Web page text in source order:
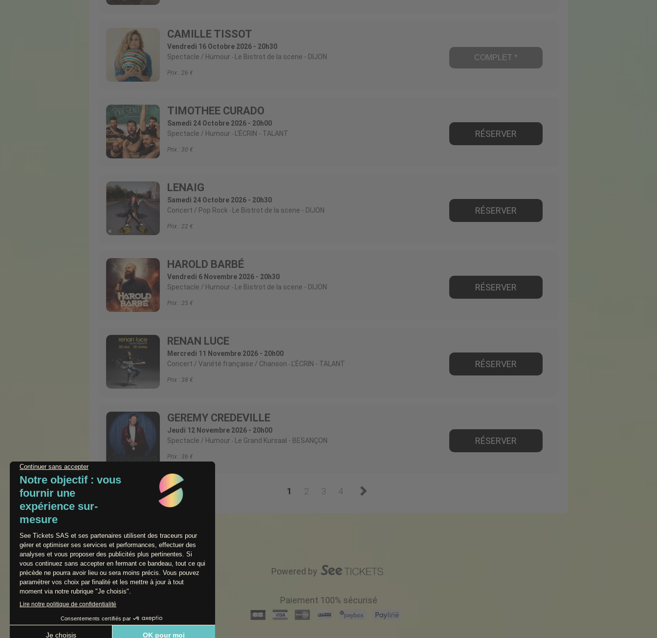
CAMILLE TISSOT
Vendredi 16 Octobre 2026 - 20h30
Spectacle
Humour Le Bistrot de la scene - DIJON
Prix : 26
COMPLET *
TIMOTHEE CURADO
Samedi 24 Octobre 2026 - 20h00
Spectacle
Humour L'ÉCRIN - TALANT
Prix : 30
RÉSERVER
LENAIG
Samedi 24 Octobre 2026 - 20h30
Concert
Pop Rock Le Bistrot de la scene - DIJON
Prix : 22
RÉSERVER
HAROLD BARBÉ
Vendredi 6 Novembre 2026 - 20h30
Spectacle
Humour Le Bistrot de la scene - DIJON
Prix : 25
RÉSERVER
RENAN LUCE
Mercredi 11 Novembre 2026 - 20h00
Concert
Variété française / Chanson L'ÉCRIN - TALANT
Prix : 38
RÉSERVER
GEREMY CREDEVILLE
Jeudi 12 Novembre 2026 - 20h00
Spectacle
Humour Le Grand Kursaal - BESANÇON
Prix : 36
RÉSERVER
1 2 3 4
Powered by
Paiement 100% sécurisé